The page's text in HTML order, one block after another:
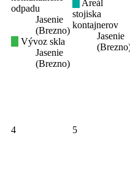
odpadu
Jasenie
(Brezno)
Vývoz skla
Jasenie
(Brezno)
Areál
stojiska
kontajnerov
Jasenie
4 5